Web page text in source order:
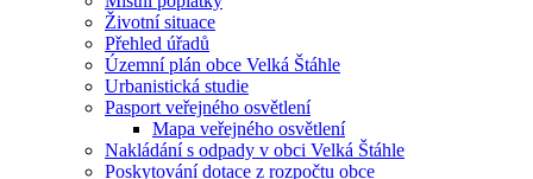
Životní situace
Přehled úřadů
Územní plán obce Velká Štáhle
Urbanistická studie
Pasport veřejného osvětlení
Mapa veřejného osvětlení
Nakládání s odpady v obci Velká Štáhle
Poskytování dotace z rozpočtu obce